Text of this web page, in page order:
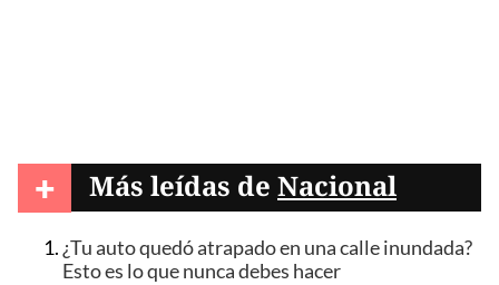
+ Más leídas de Nacional
¿Tu auto quedó atrapado en una calle inundada?
Esto es lo que nunca debes hacer